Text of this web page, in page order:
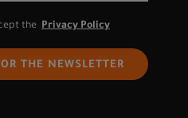
the Privacy Policy
THE NEWSLETTER